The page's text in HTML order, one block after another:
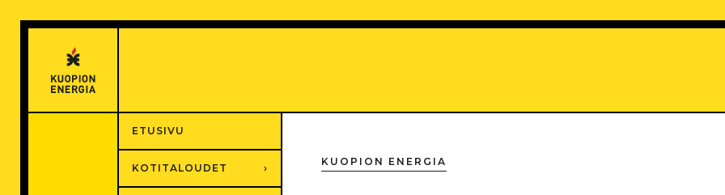
sisältöön
ETUSIVU
KOTITALOUDET
KUOPION ENERGIA